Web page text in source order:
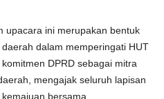
upacara ini merupakan bentuk
dalam memperingati HUT
DPRD sebagai mitra
mengajak seluruh lapisan
bersama.